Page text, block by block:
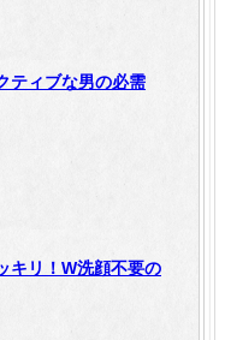
ティブな男の必需
キリ！W洗顔不要の